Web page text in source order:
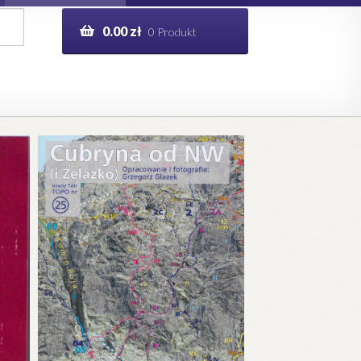
0.00zł 0 Produkt
Help in English